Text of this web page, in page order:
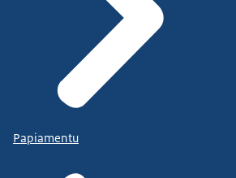
Papiamentu